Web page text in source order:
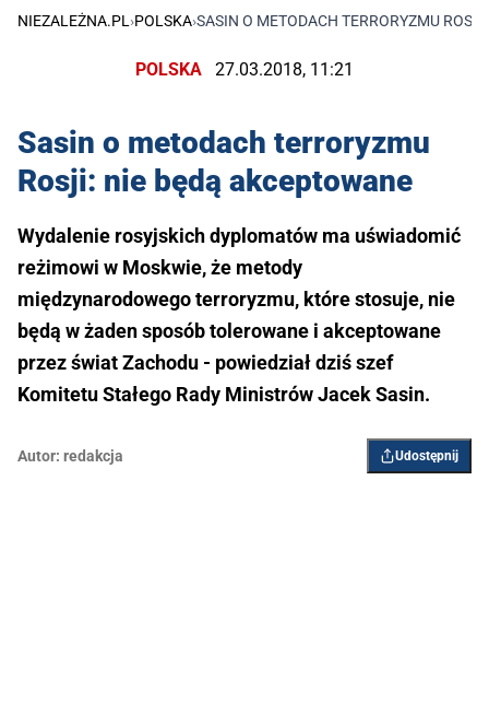
NIEZALEŻNA.PL ›POLSKA›SASIN O METODACH TERRORYZMU
POLSKA 27.03.2018, 11:21
Sasin o metodach terroryzmu
Rosji: nie będą akceptowane
Wydalenie rosyjskich dyplomatów ma uświadomić
reżimowi w Moskwie, że metody
międzynarodowego terroryzmu, które stosuje, nie
będą w żaden sposób tolerowane i akceptowane
przez świat Zachodu - powiedział dziś szef
Komitetu Stałego Rady Ministrów Jacek Sasin.
Autor: redakcja Udostępnij